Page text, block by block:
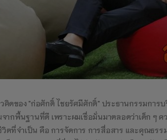
คิดของ "ก่อศักดิ์ ไชยรัศมีศักดิ์" ประธานกรรมการ
จากพื้นฐานที่ดี เพราะผมเชื่อมั่นมาตลอดว่าเด็ก ๆ
ตที่จำเป็น คือ การจัดการ การสื่อสาร และคุณธร